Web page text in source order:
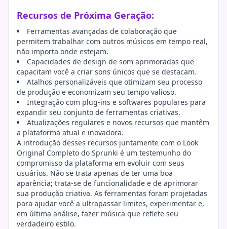
Recursos de Próxima Geração:
Ferramentas avançadas de colaboração que
permitem trabalhar com outros músicos em tempo real,
não importa onde estejam.
Capacidades de design de som aprimoradas que
capacitam você a criar sons únicos que se destacam.
Atalhos personalizáveis que otimizam seu processo
de produção e economizam seu tempo valioso.
Integração com plug-ins e softwares populares para
expandir seu conjunto de ferramentas criativas.
Atualizações regulares e novos recursos que mantêm
a plataforma atual e inovadora.
A introdução desses recursos juntamente com o Look
Original Completo do Sprunki é um testemunho do
compromisso da plataforma em evoluir com seus
usuários. Não se trata apenas de ter uma boa
aparência; trata-se de funcionalidade e de aprimorar
sua produção criativa. As ferramentas foram projetadas
para ajudar você a ultrapassar limites, experimentar e,
em última análise, fazer música que reflete seu
verdadeiro estilo.